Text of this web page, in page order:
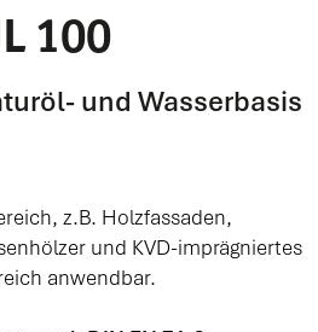
100
und Wasserbasis
z.B. Holzfassaden,
und KVD-imprägniertes
anwendbar.